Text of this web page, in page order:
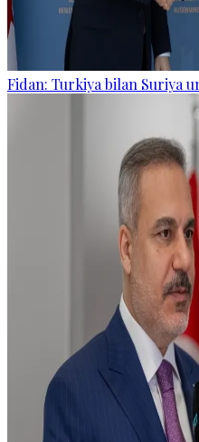
Fidan: Turkiya bilan Suriya